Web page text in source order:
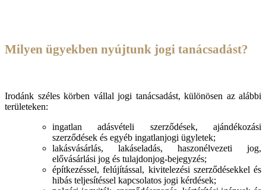
Milyen ügyekben nyújtunk jogi tanácsadást?
Irodánk széles körben vállal jogi tanácsadást, különösen az alábbi
területeken:
ingatlan adásvételi szerződések, ajándékozási
szerződések és egyéb ingatlanjogi ügyletek;
lakásvásárlás, lakáseladás, haszonélvezeti jog,
elővásárlási jog és tulajdonjog-bejegyzés;
építkezéssel, felújítással, kivitelezési szerződésekkel és
hibás teljesítéssel kapcsolatos jogi kérdések;